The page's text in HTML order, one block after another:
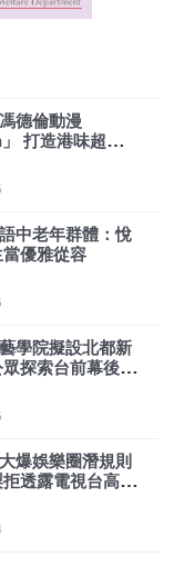
德倫動漫
打造港味超級英
中老年群體：悅
優雅從容
學院擬設北都新
探索台前幕後奧
爆娛樂圈潛規則
透露電視台高層